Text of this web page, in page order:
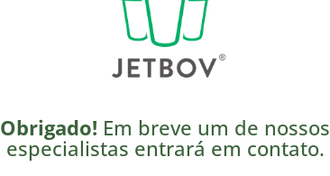
Obrigado! Em breve um de nossos
especialistas entrará em contato.